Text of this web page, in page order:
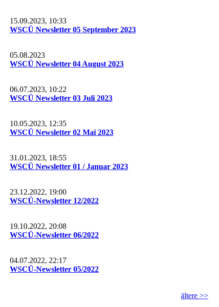
15.09.2023, 10:33
WSCÜ Newsletter 05 September 2023
05.08.2023
WSCÜ Newsletter 04 August 2023
06.07.2023, 10:22
WSCÜ Newsletter 03 Juli 2023
10.05.2023, 12:35
WSCÜ Newsletter 02 Mai 2023
31.01.2023, 18:55
WSCÜ Newsletter 01 / Januar 2023
23.12.2022, 19:00
WSCÜ-Newsletter 12/2022
19.10.2022, 20:08
WSCÜ-Newsletter 06/2022
04.07.2022, 22:17
WSCÜ-Newsletter 05/2022
ältere >>